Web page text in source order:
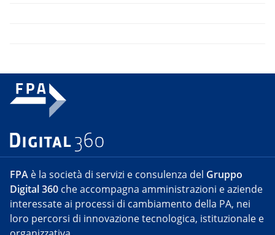
FPA è la società di servizi e consulenza del Gruppo
Digital 360 che accompagna amministrazioni e aziende
interessate ai processi di cambiamento della PA, nei
loro percorsi di innovazione tecnologica, istituzionale e